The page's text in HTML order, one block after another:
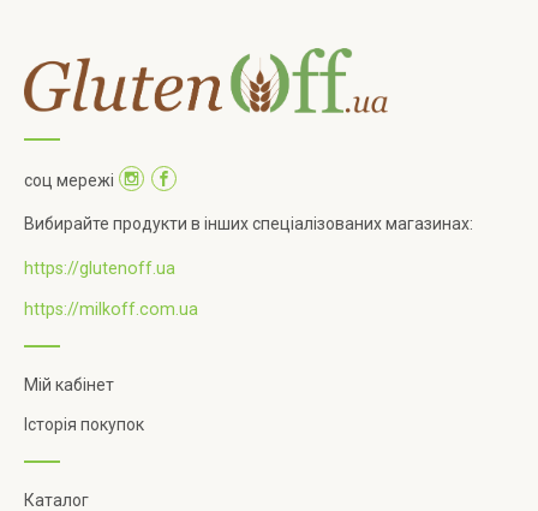
соц мережі
Вибирайте продукти в інших спеціалізованих магазинах:
https://glutenoff.ua
https://milkoff.com.ua
Мій кабінет
Історія покупок
Каталог